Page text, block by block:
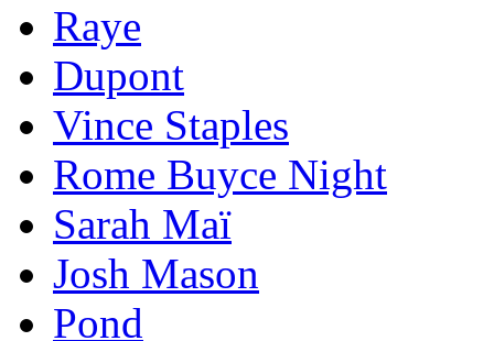
Raye
Dupont
Vince Staples
Rome Buyce Night
Sarah Maï
Josh Mason
Pond